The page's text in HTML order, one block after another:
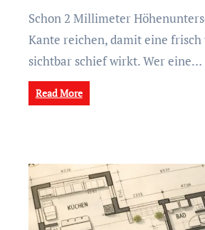
Schon 2 Millimeter Höhenunterschied an einer
Kante reichen, damit eine
sichtbar schief wirkt. Wer eine…
Read More